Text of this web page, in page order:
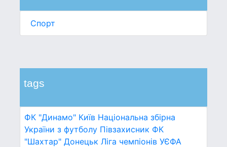
Спорт
tags
ФК "Динамо" Київ Національна збірна
України з футболу Півзахисник ФК
"Шахтар" Донецьк Ліга чемпіонів УЄФА